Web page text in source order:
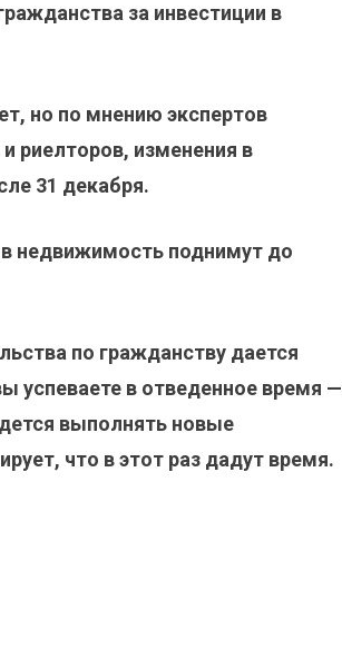
за инвестиции в
но по мнению экспертов
риелторов, изменения в
31 декабря.
в недвижимость поднимут до
по гражданству дается
успеваете в отведенное время —
выполнять новые
что в этот раз дадут время.